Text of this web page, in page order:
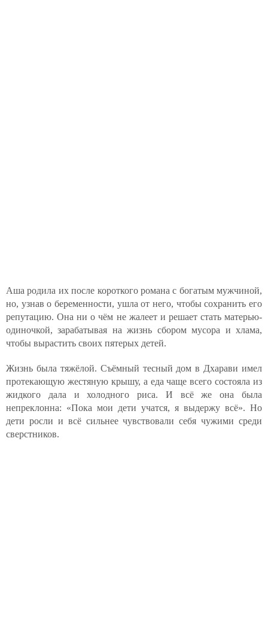
Аша родила их после короткого романа с богатым мужчиной,
но, узнав о беременности, ушла от него, чтобы сохранить его
репутацию. Она ни о чём не жалеет и решает стать матерью-
одиночкой, зарабатывая на жизнь сбором мусора и хлама,
чтобы вырастить своих пятерых детей.
Жизнь была тяжёлой. Съёмный тесный дом в Дхарави имел
протекающую жестяную крышу, а еда чаще всего состояла из
жидкого дала и холодного риса. И всё же она была
непреклонна: «Пока мои дети учатся, я выдержу всё». Но
дети росли и всё сильнее чувствовали себя чужими среди
сверстников.